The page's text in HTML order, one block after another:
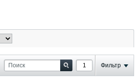
Фильтр